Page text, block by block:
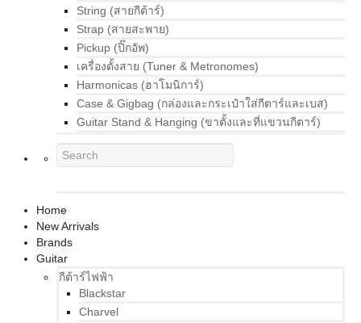
String (สายกีต้าร์)
Strap (สายสะพาย)
Pickup (ปิ๊กอัพ)
เครื่องตั้งสาย (Tuner & Metronomes)
Harmonicas (ฮาโมนิการ์)
Case & Gigbag (กล่องและกระเป๋าใส่กีตาร์และเบส)
Guitar Stand & Hanging (ขาตั้งและที่แขวนกีตาร์)
Home
New Arrivals
Brands
Guitar
กีต้าร์ไฟฟ้า
Blackstar
Charvel